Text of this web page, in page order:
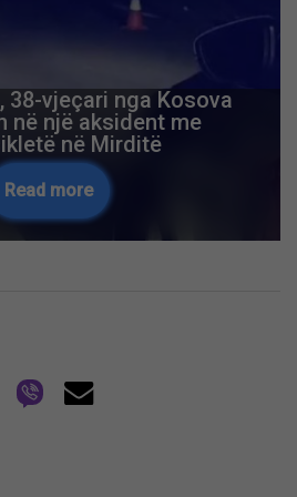
38-vjeçari nga Kosova
në një aksident me
në Mirditë
Read more